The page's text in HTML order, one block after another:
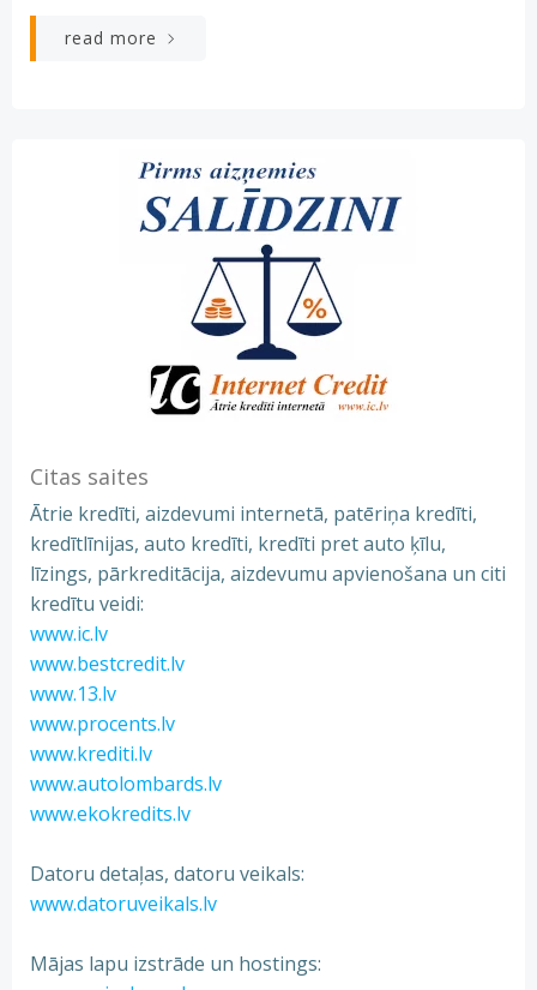
read more
Citas saites
Ātrie kredīti, aizdevumi internetā, patēriņa kredīti,
kredītlīnijas, auto kredīti, kredīti pret auto ķīlu,
līzings, pārkreditācija, aizdevumu apvienošana un citi
kredītu veidi:
www.ic.lv
www.bestcredit.lv
www.13.lv
www.procents.lv
www.krediti.lv
www.autolombards.lv
www.ekokredits.lv
Datoru detaļas, datoru veikals:
www.datoruveikals.lv
Mājas lapu izstrāde un hostings: